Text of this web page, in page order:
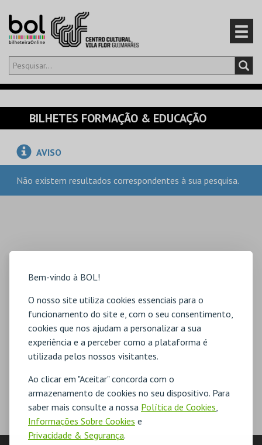
Bem-vindo à BOL!
O nosso site utiliza cookies essenciais para o
funcionamento do site e, com o seu consentimento,
cookies que nos ajudam a personalizar a sua
experiência e a perceber como a plataforma é
utilizada pelos nossos visitantes.
Ao clicar em "Aceitar" concorda com o
armazenamento de cookies no seu dispositivo. Para
saber mais consulte a nossa Política de Cookies
Informações Sobre Cookies e
Privacidade & Segurança.
Olá,iniciar sessão
CARRINHO 0
EVENTOS
CARTÕES
BILHETES FORMAÇÃO & EDUCAÇÃO
AVISO
Não existem resultados correspondentes à sua pesquisa.